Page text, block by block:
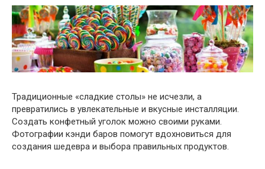
Традиционные «сладкие столы» не исчезли, а
превратились в увлекательные и вкусные инсталляции.
Создать конфетный уголок можно своими руками.
Фотографии кэнди баров помогут вдохновиться для
создания шедевра и выбора правильных продуктов.